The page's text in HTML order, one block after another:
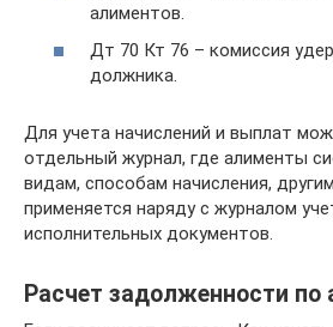
алиментов.
Дт 70 Кт 76 – комиссия
должника.
Для учета начислений и выплат
отдельный журнал, где алименты
видам, способам начисления,
применяется наряду с журналом
исполнительных документов.
Расчет задолженности по